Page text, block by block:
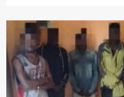
ANGOSAT
ACTUA
NO
NZENZO,
MAS
NA
SEDE
DE